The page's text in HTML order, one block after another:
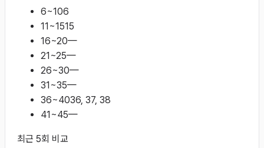
6~106
11~1515
16~20—
21~25—
26~30—
31~35—
36~4036, 37, 38
41~45—
최근 5회 비교